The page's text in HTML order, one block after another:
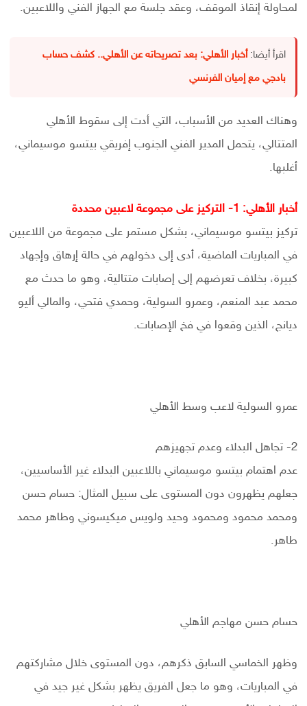
لمحاولة إنقاذ الموقف، وعقد جلسة مع الجهاز الفني واللاعبين.
اقرأ أيضا: أخبار الأهلي: بعد تصريحاته عن الأهلي.. كشف حساب
بادجي مع إميان الفرنسي
وهناك العديد من الأسباب، التي أدت إلى سقوط الأهلي
المتتالي، يتحمل المدير الفني الجنوب إفريقي بيتسو موسيماني،
أغلبها.
أخبار الأهلي: 1- التركيز على مجموعة لاعبين محددة
تركيز بيتسو موسيماني، بشكل مستمر على مجموعة من اللاعبين
في المباريات الماضية، أدى إلى دخولهم في حالة إرهاق وإجهاد
كبيرة، بخلاف تعرضهم إلى إصابات متتالية، وهو ما حدث مع
محمد عبد المنعم، وعمرو السولية، وحمدي فتحي، والمالي أليو
ديانج، الذين وقعوا في فخ الإصابات.
عمرو السولية لاعب وسط الأهلي
2- تجاهل البدلاء وعدم تجهيزهم
عدم اهتمام بيتسو موسيماني باللاعبين البدلاء غير الأساسيين،
جعلهم يظهرون دون المستوى على سبيل المثال: حسام حسن
ومحمد محمود ومحمود وحيد ولويس ميكيسوني وطاهر محمد
طاهر.
حسام حسن مهاجم الأهلي
وظهر الخماسي السابق ذكرهم، دون المستوى خلال مشاركتهم
في المباريات، وهو ما جعل الفريق يظهر بشكل غير جيد في